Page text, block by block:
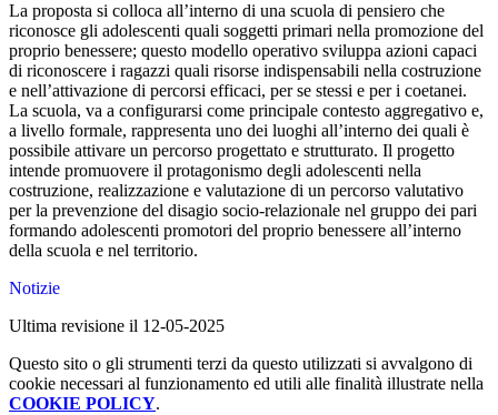
La proposta si colloca all’interno di una scuola di pensiero che
riconosce gli adolescenti quali soggetti primari nella promozione del
proprio benessere; questo modello operativo sviluppa azioni capaci
di riconoscere i ragazzi quali risorse indispensabili nella costruzione
e nell’attivazione di percorsi efficaci, per se stessi e per i coetanei.
La scuola, va a configurarsi come principale contesto aggregativo e,
a livello formale, rappresenta uno dei luoghi all’interno dei quali è
possibile attivare un percorso progettato e strutturato. Il progetto
intende promuovere il protagonismo degli adolescenti nella
costruzione, realizzazione e valutazione di un percorso valutativo
per la prevenzione del disagio socio-relazionale nel gruppo dei pari
formando adolescenti promotori del proprio benessere all’interno
della scuola e nel territorio.
Notizie
Ultima revisione il 12-05-2025
Questo sito o gli strumenti terzi da questo utilizzati si avvalgono di
cookie necessari al funzionamento ed utili alle finalità illustrate nella
COOKIE POLICY.